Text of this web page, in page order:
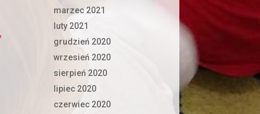
marzec 2021
luty 2021
grudzień 2020
wrzesień 2020
sierpień 2020
lipiec 2020
czerwiec 2020